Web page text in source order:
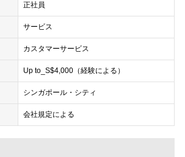
正社員
サービス
カスタマーサービス
Up to_S$4,000（経験による）
シンガポール・シティ
会社規定による